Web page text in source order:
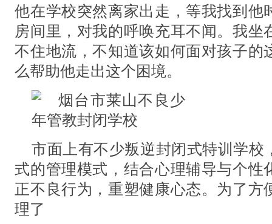
他在学校突然离家出走，等我找到他
房间里，对我的呼唤充耳不闻。我坐
不住地流，不知道该如何面对孩子的
么帮助他走出这个困境。
市面上有不少叛逆封闭式特训学校
式的管理模式，结合心理辅导与个性
正不良行为，重塑健康心态。为了方
理了